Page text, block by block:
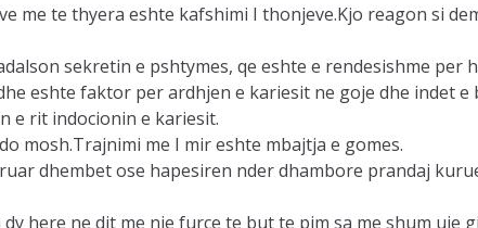
me te thyera eshte kafshimi I thonjeve.Kjo reagon si
sekretin e pshtymes, qe eshte e rendesishme per
eshte faktor per ardhjen e kariesit ne goje dhe indet e
e rit indocionin e kariesit.
mosh.Trajnimi me I mir eshte mbajtja e gomes.
dhembet ose hapesiren nder dhambore prandaj
here ne dit me nje furce te but te pim sa me shum